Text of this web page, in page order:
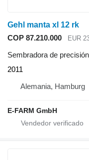
Gehl manta xl 12 rk
COP 87.210.000
EUR
Sembradora de
2011
Alemania, Hamburg
E-FARM GmbH